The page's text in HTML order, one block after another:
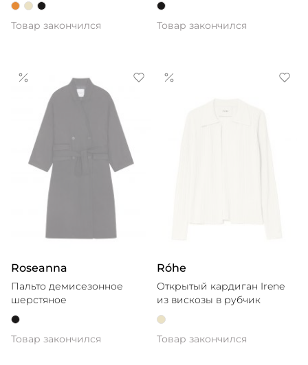
Товар закончился Товар закончился
Roseanna
Пальто демисезонное
шерстяное
Товар закончился
Róhe
Открытый кардиган Irene
из вискозы в рубчик
Товар закончился